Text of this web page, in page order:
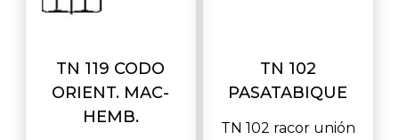
TN 119 CODO
ORIENT. MAC-
HEMB.
TN 102
PASATABIQUE
TN 102 racor unión